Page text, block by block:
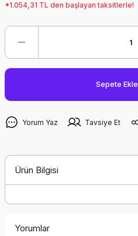
*1.054,31 TL den başlayan taksitlerle!
Sepete Ekle
Yorum Yaz Tavsiye Et
Ürün Bilgisi
Yorumlar